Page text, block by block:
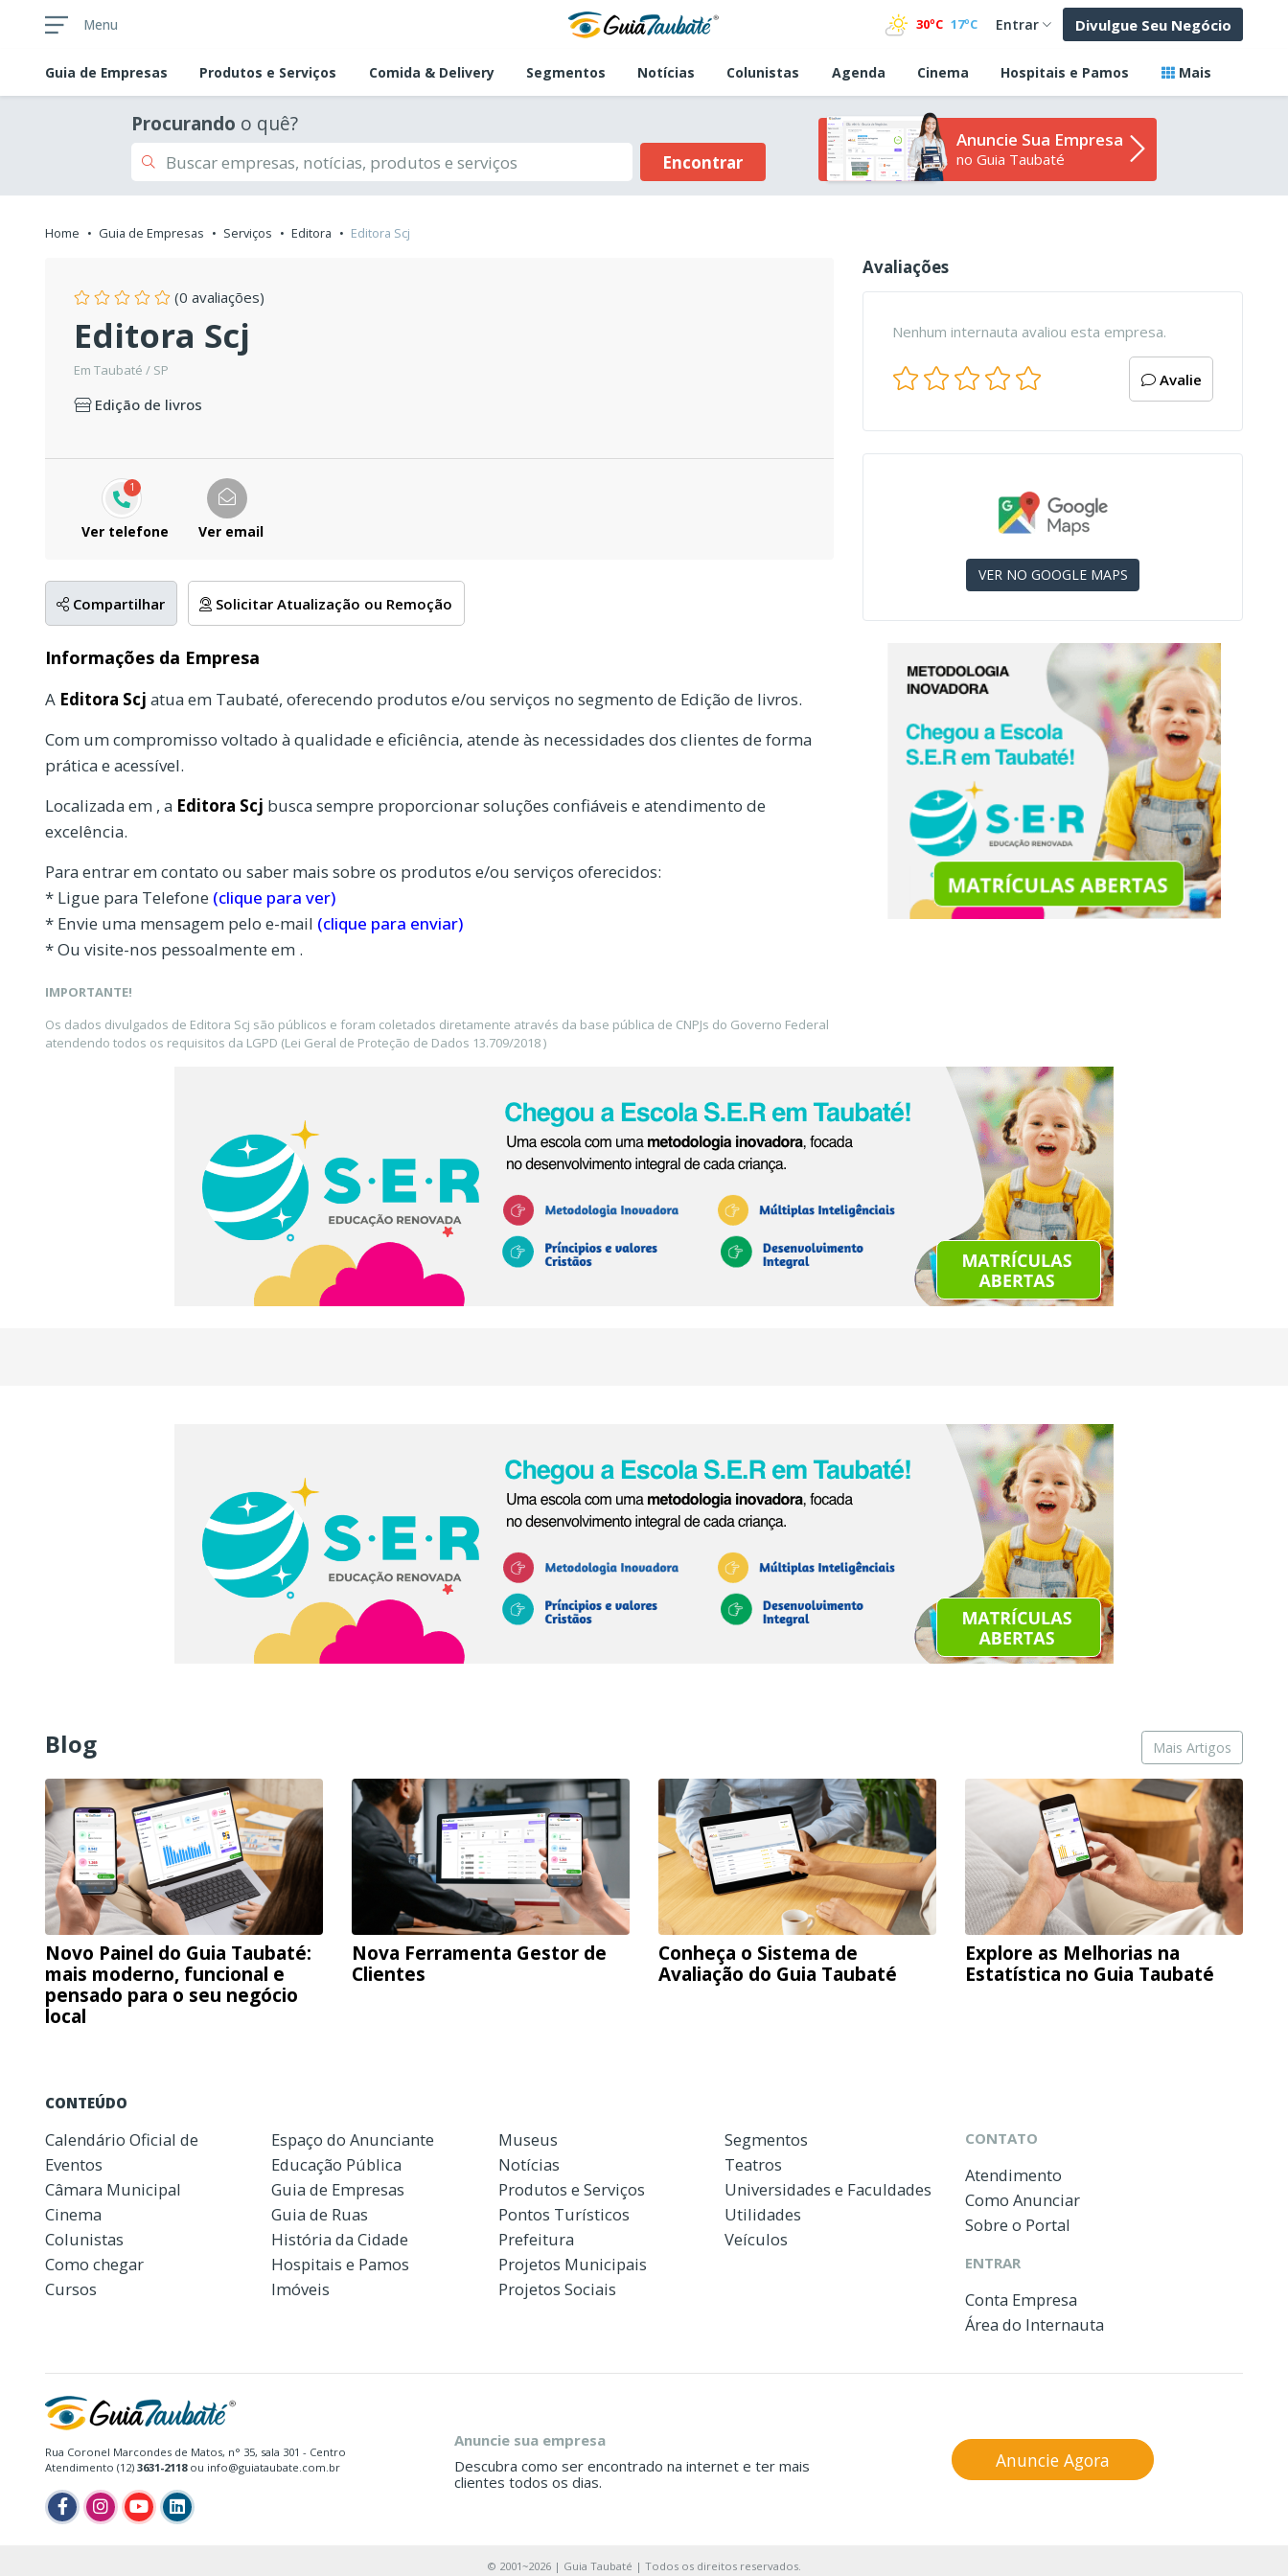
Menu 30ºC 17ºC Entrar Divulgue Seu Negócio
Guia de Empresas Produtos e Serviços Comida & Delivery Segmentos Notícias Colunistas Agenda Cinema Hospitais e Pamos Mais
Procurando o quê?
Encontrar
Anuncie Sua Empresa
no Guia Taubaté
Home Guia de Empresas Serviços Editora Editora Scj
(0 avaliações)
Editora Scj
Em Taubaté / SP
Edição de livros
1
Ver telefone Ver email
Compartilhar Solicitar Atualização ou Remoção
Informações da Empresa
A Editora Scj atua em Taubaté, oferecendo produtos e/ou serviços no segmento de Edição de livros.
Com um compromisso voltado à qualidade e eficiência, atende às necessidades dos clientes de forma
prática e acessível.
Localizada em , a Editora Scj busca sempre proporcionar soluções confiáveis e atendimento de
excelência.
Para entrar em contato ou saber mais sobre os produtos e/ou serviços oferecidos:
* Ligue para Telefone (clique para ver)
* Envie uma mensagem pelo e-mail (clique para enviar)
* Ou visite-nos pessoalmente em .
IMPORTANTE!
Os dados divulgados de Editora Scj são públicos e foram coletados diretamente através da base pública de CNPJs do Governo Federal
atendendo todos os requisitos da LGPD (Lei Geral de Proteção de Dados 13.709/2018 )
Avaliações
Nenhum internauta avaliou esta empresa.
Avalie
VER NO GOOGLE MAPS
Blog Mais Artigos
Novo Painel do Guia Taubaté:
mais moderno, funcional e
pensado para o seu negócio
local
Nova Ferramenta Gestor de
Clientes
Conheça o Sistema de
Avaliação do Guia Taubaté
Explore as Melhorias na
Estatística no Guia Taubaté
CONTEÚDO
Calendário Oficial de
Eventos
Câmara Municipal
Cinema
Colunistas
Como chegar
Cursos
Espaço do Anunciante
Educação Pública
Guia de Empresas
Guia de Ruas
História da Cidade
Hospitais e Pamos
Imóveis
Museus
Notícias
Produtos e Serviços
Pontos Turísticos
Prefeitura
Projetos Municipais
Projetos Sociais
Segmentos
Teatros
Universidades e Faculdades
Utilidades
Veículos
CONTATO
Atendimento
Como Anunciar
Sobre o Portal
ENTRAR
Conta Empresa
Área do Internauta
Rua Coronel Marcondes de Matos, n° 35, sala 301 - Centro
Atendimento (12) 3631-2118ou info@guiataubate.com.br
Anuncie sua empresa
Descubra como ser encontrado na internet e ter mais
clientes todos os dias.
Anuncie Agora
© 2001~2026 | Guia Taubaté | Todos os direitos reservados.